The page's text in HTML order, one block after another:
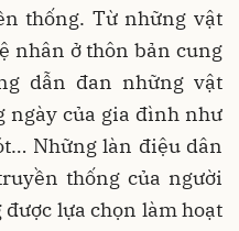
thống. Từ những vật
nhân ở thôn bản cung
dẫn đan những vật
ngày của gia đình như
Những làn điệu dân
thống của người
lựa chọn làm hoạt